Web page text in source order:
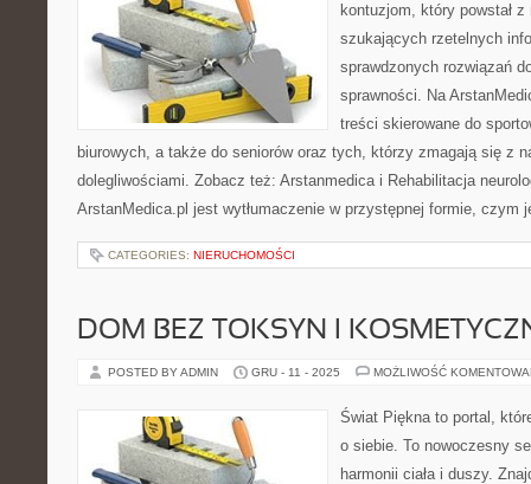
kontuzjom, który powstał
szukających rzetelnych
sprawdzonych rozwiązań
sprawności. Na
treści skierowane do
biurowych, a także do seniorów oraz tych, którzy zmagają się z
dolegliwościami. Zobacz też: Arstanmedica i Rehabilitacja
ArstanMedica.pl jest wytłumaczenie w przystępnej formie,
CATEGORIES: NIERUCHOMOŚCI
DOM BEZ TOKSYN I
POSTED BY ADMIN GRU - 11 - 2025 MOŻLIWOŚĆ
Świat Piękna to portal,
o siebie. To nowoczesny
harmonii ciała i duszy.